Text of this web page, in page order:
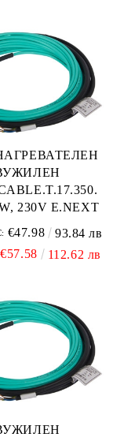
230V E.NEXT
€47.98 93.84 лв
€57.58 112.62 лв